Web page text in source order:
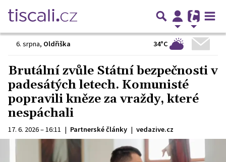
6. srpna, Oldřiška 34°C
Brutální zvůle Státní bezpečnosti v
padesátých letech. Komunisté
popravili kněze za vraždy, které
nespáchali
17. 6. 2026 – 16:11 | Partnerské články | vedazive.cz